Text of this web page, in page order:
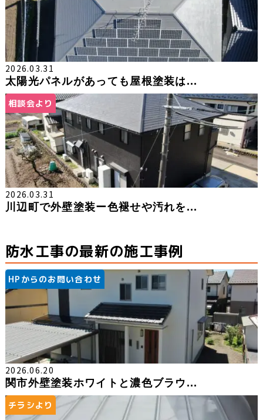
2026.03.31
太陽光パネルがあっても屋根塗装は...
相談会より
2026.03.31
川辺町で外壁塗装ー色褪せや汚れを...
防水工事の最新の施工事例
HPからのお問い合わせ
2026.06.20
関市外壁塗装ホワイトと濃色ブラウ...
チラシより